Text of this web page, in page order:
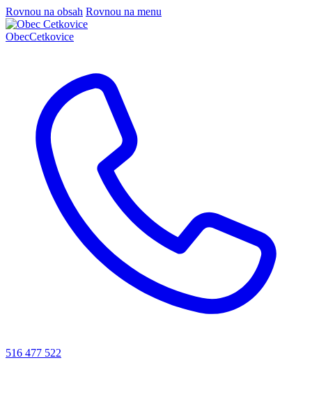
Rovnou na obsah Rovnou na menu
ObecCetkovice
516 477 522